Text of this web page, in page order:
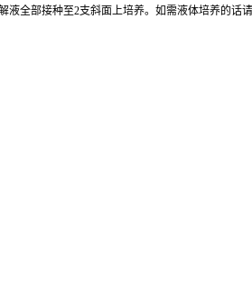
全部接种至2支斜面上培养。如需液体培养的话